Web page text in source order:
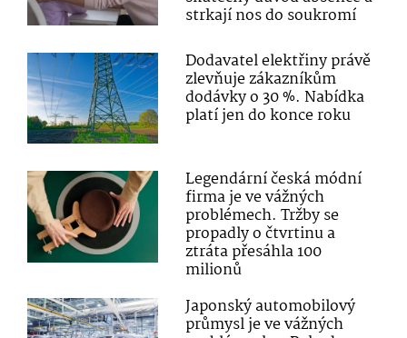
strkají nos do soukromí
Dodavatel elektřiny právě
zlevňuje zákazníkům
dodávky o 30 %. Nabídka
platí jen do konce roku
Legendární česká módní
firma je ve vážných
problémech. Tržby se
propadly o čtvrtinu a
ztráta přesáhla 100
milionů
Japonský automobilový
průmysl je ve vážných